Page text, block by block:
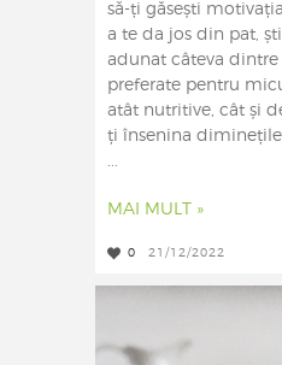
să-ți găsești
a te da jos din pat,
adunat câteva dintre
preferate pentru
atât nutritive, cât și
ți însenina
...
MAI MULT »
0 21/12/2022